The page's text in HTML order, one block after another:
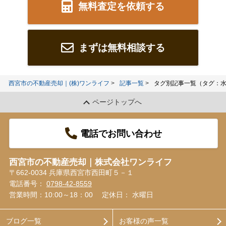
無料査定を依頼する
まずは無料相談する
西宮市の不動産売却｜(株)ワンライフ 記事一覧 タグ別記事一覧（タグ：
ページトップへ
電話でお問い合わせ
西宮市の不動産売却｜株式会社ワンライフ
〒662-0034 兵庫県西宮市西田町５－１
電話番号： 0798-42-8559
営業時間：10:00～18：00
定休日： 水曜日
ブログ一覧 お客様の声一覧